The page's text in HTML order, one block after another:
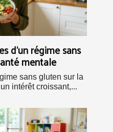
d'un régime sans
mentale
sans gluten sur la
intérêt croissant,...